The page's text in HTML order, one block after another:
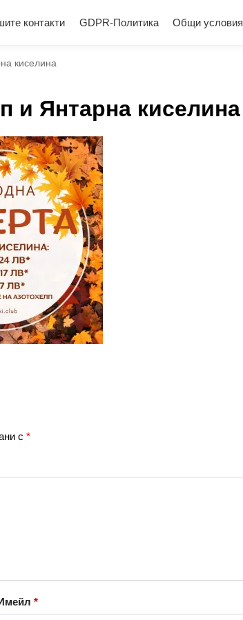
контакти GDPR-Политика Общи условия
киселина
и Янтарна киселина
с *
*